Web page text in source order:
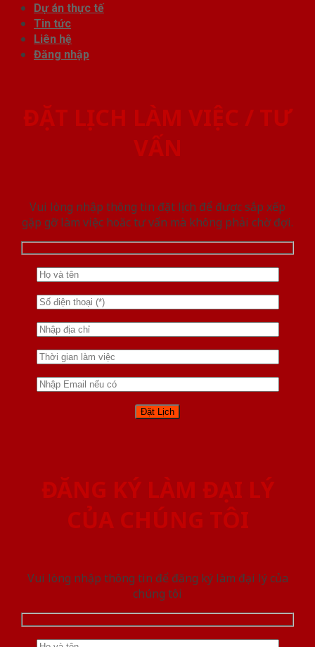
Dự án thực tế
Tin tức
Liên hệ
Đăng nhập
ĐẶT LỊCH LÀM VIỆC / TƯ
VẤN
Vui lòng nhập thông tin đặt lịch để được sắp xếp
gặp gỡ làm việc hoăc tư vấn mà không phải chờ đợi.
ĐĂNG KÝ LÀM ĐẠI LÝ
CỦA CHÚNG TÔI
Vui lòng nhập thông tin để đăng ký làm đại lý của
chúng tôi